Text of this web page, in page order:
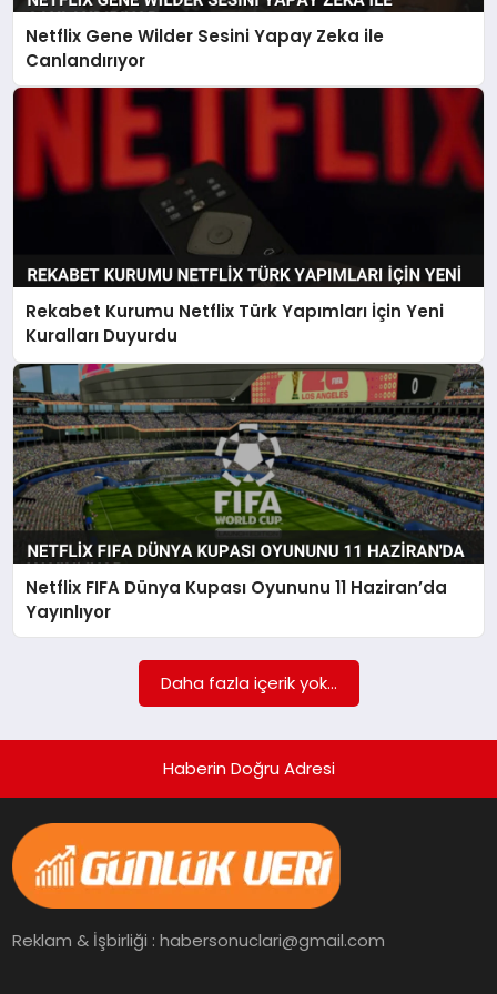
SPOR
TEKNOLOJI
Netflix Gene Wilder Sesini Yapay Zeka ile
Canlandırıyor
Rekabet Kurumu Netflix Türk Yapımları İçin Yeni
Kuralları Duyurdu
Netflix FIFA Dünya Kupası Oyununu 11 Haziran’da
Yayınlıyor
Daha fazla içerik yok...
Haberin Doğru Adresi
Reklam & İşbirliği : habersonuclari@gmail.com